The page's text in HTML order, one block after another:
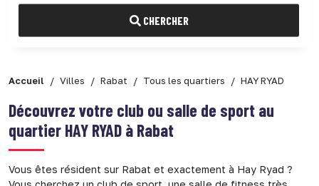
CHERCHER
Accueil Villes Rabat Tous les quartiers HAY RYAD
Découvrez votre club ou salle de sport au
quartier HAY RYAD à Rabat
Vous êtes résident sur Rabat et exactement à Hay Ryad ?